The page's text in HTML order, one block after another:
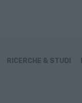
RICERCHE & STUDI